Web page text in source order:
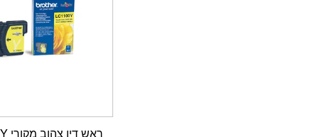
ראש דיו צהוב מקורי LC1100Y